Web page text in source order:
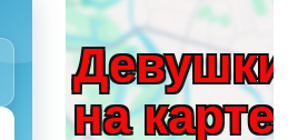
Девушки
на карте